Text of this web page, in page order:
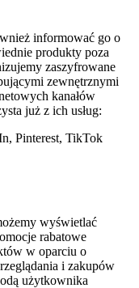
informować go o
produkty poza
zaszyfrowane
zewnętrznymi
kanałów
już z ich usług:
Pinterest, TikTok
wyświetlać
rabatowe
w oparciu o
i zakupów
użytkownika